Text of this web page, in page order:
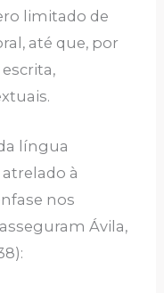
limitado de
até que, por
escrita,
língua
à
nos
Ávila,